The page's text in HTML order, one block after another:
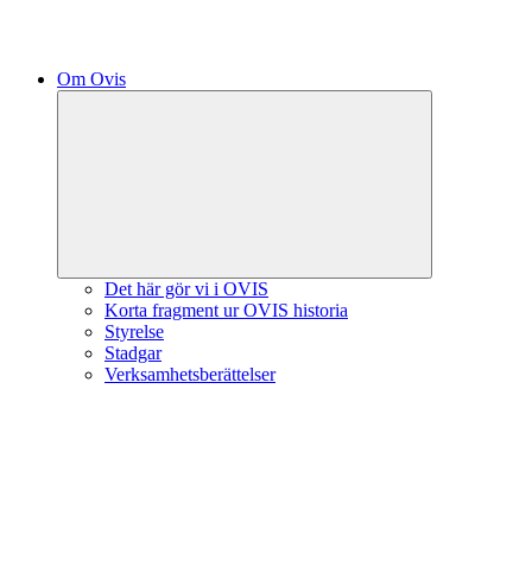
Om Ovis
Det här gör vi i OVIS
Korta fragment ur OVIS historia
Styrelse
Stadgar
Verksamhetsberättelser